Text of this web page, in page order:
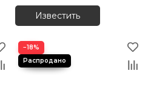
Известить
−18%